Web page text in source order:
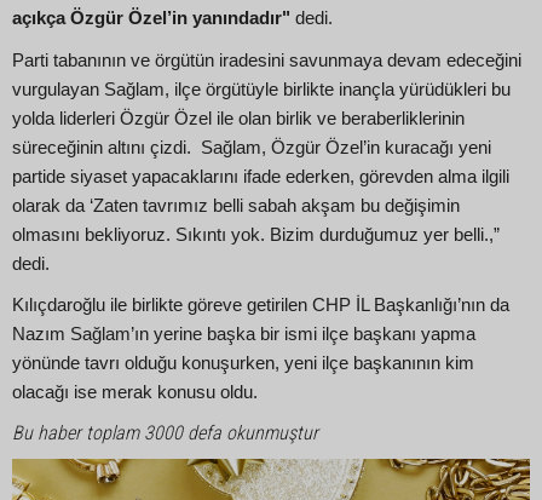
açıkça Özgür Özel’in yanındadır" dedi.
Parti tabanının ve örgütün iradesini savunmaya devam edeceğini
vurgulayan Sağlam, ilçe örgütüyle birlikte inançla yürüdükleri bu
yolda liderleri Özgür Özel ile olan birlik ve beraberliklerinin
süreceğinin altını çizdi. Sağlam, Özgür Özel’in kuracağı yeni
partide siyaset yapacaklarını ifade ederken, görevden alma ilgili
olarak da ‘Zaten tavrımız belli sabah akşam bu değişimin
olmasını bekliyoruz. Sıkıntı yok. Bizim durduğumuz yer belli.,”
dedi.
Kılıçdaroğlu ile birlikte göreve getirilen CHP İL Başkanlığı’nın da
Nazım Sağlam’ın yerine başka bir ismi ilçe başkanı yapma
yönünde tavrı olduğu konuşurken, yeni ilçe başkanının kim
olacağı ise merak konusu oldu.
Bu haber toplam 3000 defa okunmuştur